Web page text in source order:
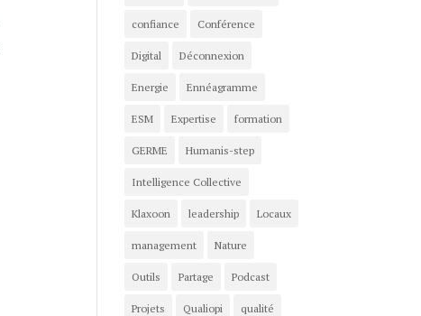
confiance Conférence
Digital Déconnexion
Energie Ennéagramme
ESM Expertise formation
GERME Humanis-step
Intelligence Collective
Klaxoon leadership Locaux
management Nature
Outils Partage Podcast
Projets Qualiopi qualité